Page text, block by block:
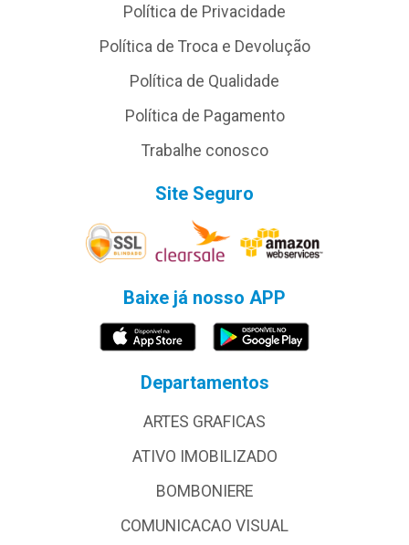
Política de Privacidade
Política de Troca e Devolução
Política de Qualidade
Política de Pagamento
Trabalhe conosco
Site Seguro
Baixe já nosso APP
Departamentos
ARTES GRAFICAS
ATIVO IMOBILIZADO
BOMBONIERE
COMUNICACAO VISUAL